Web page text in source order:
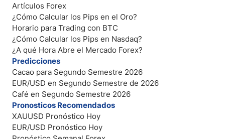
Artículos Forex
¿Cómo Calcular los Pips en el Oro?
Horario para Trading con BTC
¿Cómo Calcular los Pips en Nasdaq?
¿A qué Hora Abre el Mercado Forex?
Predicciones
Cacao para Segundo Semestre 2026
EUR/USD en Segundo Semestre de 2026
Café en Segundo Semestre 2026
Pronosticos Recomendados
XAUUSD Pronóstico Hoy
EUR/USD Pronóstico Hoy